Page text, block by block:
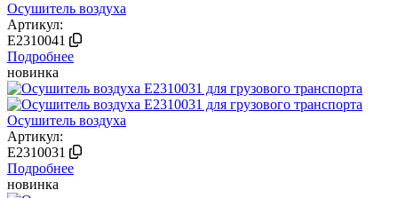
Осушитель воздуха
Артикул:
E2310041
Подробнее
новинка
Осушитель воздуха
Артикул:
E2310031
Подробнее
новинка